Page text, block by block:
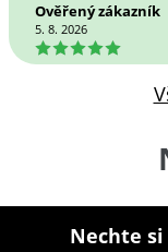
Ověřený zákazník
5. 8. 2026
5
Nechte